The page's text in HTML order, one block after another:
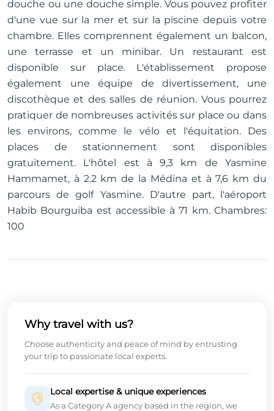
douche ou une douche simple. Vous pouvez profiter
d'une vue sur la mer et sur la piscine depuis votre
chambre. Elles comprennent également un balcon,
une terrasse et un minibar. Un restaurant est
disponible sur place. L'établissement propose
également une équipe de divertissement, une
discothèque et des salles de réunion. Vous pourrez
pratiquer de nombreuses activités sur place ou dans
les environs, comme le vélo et l'équitation. Des
places de stationnement sont disponibles
gratuitement. L'hôtel est à 9,3 km de Yasmine
Hammamet, à 2.2 km de la Médina et à 7,6 km du
parcours de golf Yasmine. D'autre part, l'aéroport
Habib Bourguiba est accessible à 71 km. Chambres:
100
Why travel with us?
Choose authenticity and peace of mind by entrusting
your trip to passionate local experts.
Local expertise & unique experiences
As a Category A agency based in the region, we